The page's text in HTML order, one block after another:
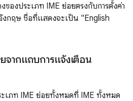
องประเภท IME ย่อยตรงกับการตั้งค่า
งกฤษ ชื่อที่แสดงจะเป็น "English
จากแถบการแจ้งเตือน
เภท IME ย่อยทั้งหมดที่ IME ทั้งหมด